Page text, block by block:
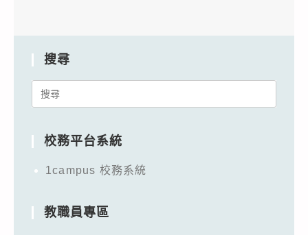
搜尋
Search
校務平台系統
1campus 校務系統
教職員專區